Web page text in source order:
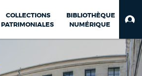
COLLECTIONS
PATRIMONIALES
BIBLIOTHÈQUE
NUMÉRIQUE